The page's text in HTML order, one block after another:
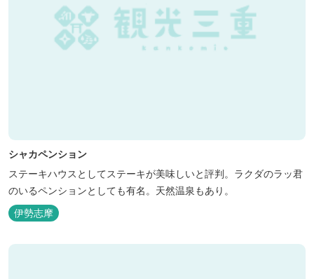
シャカペンション
ステーキハウスとしてステーキが美味しいと評判。ラクダのラッ君
のいるペンションとしても有名。天然温泉もあり。
伊勢志摩